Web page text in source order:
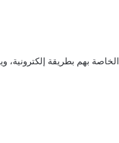
بهم بطريقة إلكترونية،